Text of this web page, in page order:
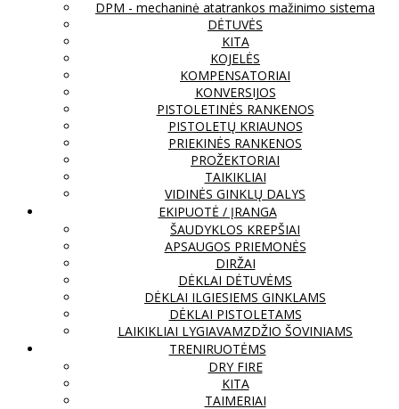
DPM - mechaninė atatrankos mažinimo sistema
DĖTUVĖS
KITA
KOJELĖS
KOMPENSATORIAI
KONVERSIJOS
PISTOLETINĖS RANKENOS
PISTOLETŲ KRIAUNOS
PRIEKINĖS RANKENOS
PROŽEKTORIAI
TAIKIKLIAI
VIDINĖS GINKLŲ DALYS
EKIPUOTĖ / ĮRANGA
ŠAUDYKLOS KREPŠIAI
APSAUGOS PRIEMONĖS
DIRŽAI
DĖKLAI DĖTUVĖMS
DĖKLAI ILGIESIEMS GINKLAMS
DĖKLAI PISTOLETAMS
LAIKIKLIAI LYGIAVAMZDŽIO ŠOVINIAMS
TRENIRUOTĖMS
DRY FIRE
KITA
TAIMERIAI